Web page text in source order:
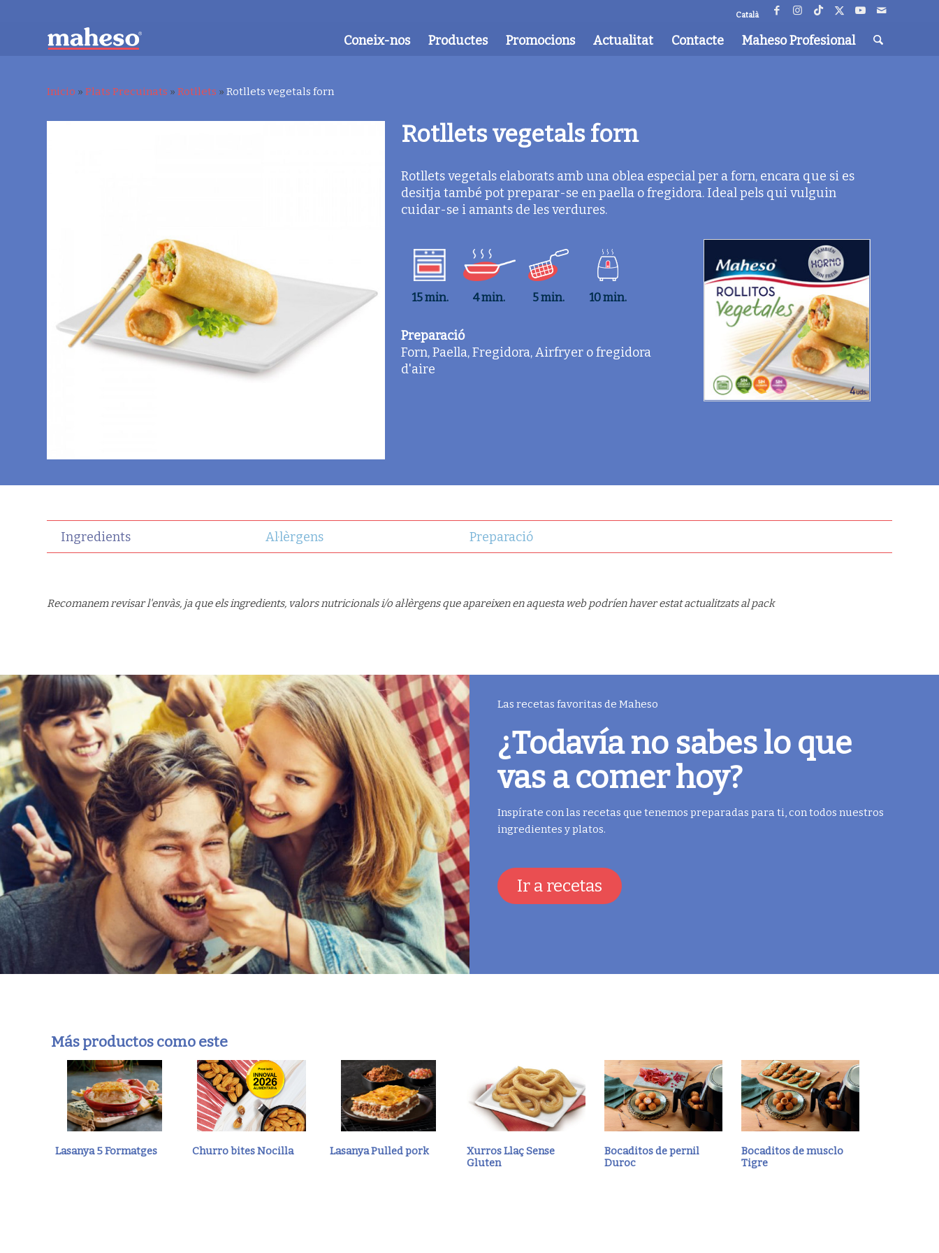
Català
Coneix-nos Productes Promocions Actualitat Contacte Maheso Profesional
Inicio » Plats Precuinats » Rotllets » Rotllets vegetals forn
Rotllets vegetals forn
Rotllets vegetals elaborats amb una oblea especial per a forn, encara que si es
desitja també pot preparar-se en paella o fregidora. Ideal pels qui vulguin
cuidar-se i amants de les verdures.
15 min. 4 min. 5 min. 10 min.
Preparació
Forn, Paella, Fregidora, Airfryer o fregidora
d'aire
Ingredients Al·lèrgens Preparació
Recomanem revisar l'envàs, ja que els ingredients, valors nutricionals i/o al·lèrgens que apareixen en aquesta web podríen haver estat actualitzats al pack
Las recetas favoritas de Maheso
¿Todavía no sabes lo que
vas a comer hoy?
Inspírate con las recetas que tenemos preparadas para ti, con todos nuestros
ingredientes y platos.
Ir a recetas
Más productos como este
Lasanya 5 Formatges Churro bites Nocilla Lasanya Pulled pork
Xurros Llaç Sense
Gluten
Bocaditos de pernil
Duroc
Bocaditos de musclo
Tigre